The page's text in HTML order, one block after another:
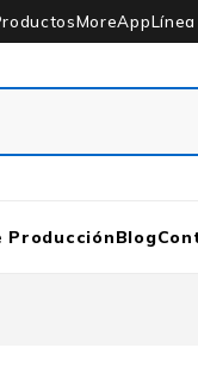
MoreApp
ProducciónBlog